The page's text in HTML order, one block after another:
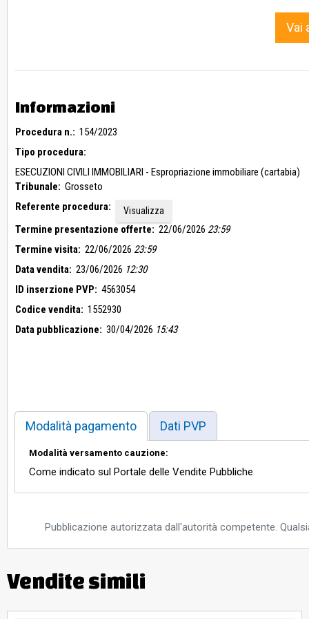
Deposito fine lavori in data 21/10/2013 e di cui al prot. 13023
Attestazione di Abitabilità/Agibilità n. 148/2016 di cui al prot.
Vai
Informazioni
Procedura n.: 154/2023
Tipo procedura:
ESECUZIONI CIVILI IMMOBILIARI - Espropriazione immobiliare (cartabia)
Tribunale: Grosseto
Referente procedura:
Visualizza
Termine presentazione offerte: 22/06/2026 23:59
Termine visita: 22/06/2026 23:59
Data vendita: 23/06/2026 12:30
ID inserzione PVP: 4563054
Codice vendita: 1552930
Data pubblicazione: 30/04/2026 15:43
Modalità pagamento Dati PVP
Modalità versamento cauzione:
Come indicato sul Portale delle Vendite Pubbliche
Pubblicazione autorizzata dall'autorità competente.
Vendite simili